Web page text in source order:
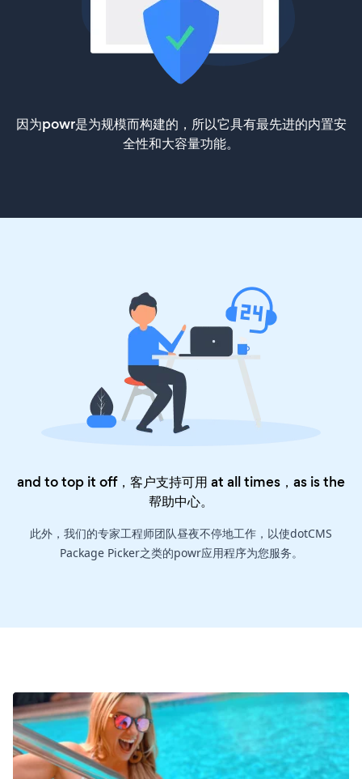
因为powr是为规模而构建的，所以它具有最先进的内置安
全性和大容量功能。
and to top it off，客户支持可用 at all times，as is the
帮助中心。
此外，我们的专家工程师团队昼夜不停地工作，以使dotCMS
Package Picker之类的powr应用程序为您服务。